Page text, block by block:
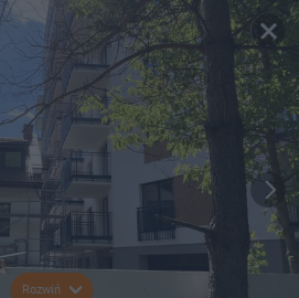
Rozwiń